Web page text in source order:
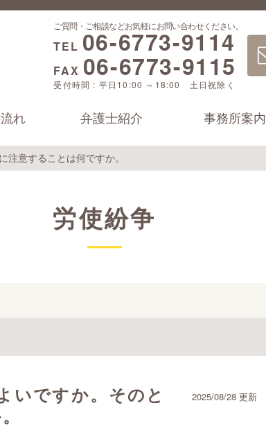
ご質問・ご相談などお気軽にお問い合わせください。
TEL 06-6773-9114
FAX 06-6773-9115
受付時間 : 平日10:00 ～18:00 土日祝除く
れ 弁護士紹介 事務所案内
意することは何ですか。
労使紛争
ですか。そのと
2025/08/28 更新